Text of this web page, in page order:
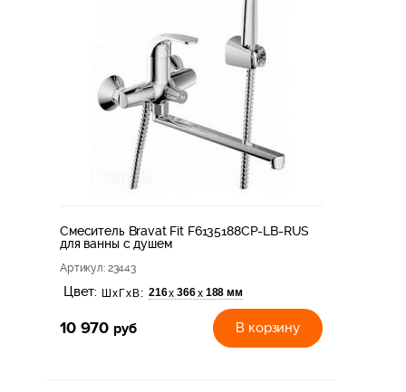
Смеситель Bravat Fit F6135188CP-LB-RUS
для ванны с душем
Артикул: 23443
Цвет: ШхГхВ: 216х 366х 188 мм
10 970 руб В корзину